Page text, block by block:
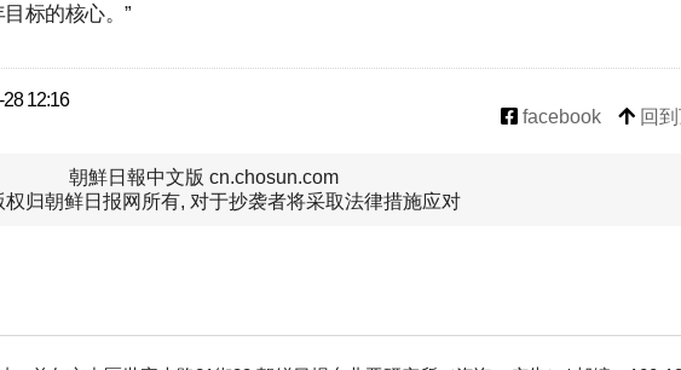
标的核心。”
12:16
facebook
回
朝鮮日報中文版 cn.chosun.com
权归朝鲜日报网所有, 对于抄袭者将采取法律措施应对